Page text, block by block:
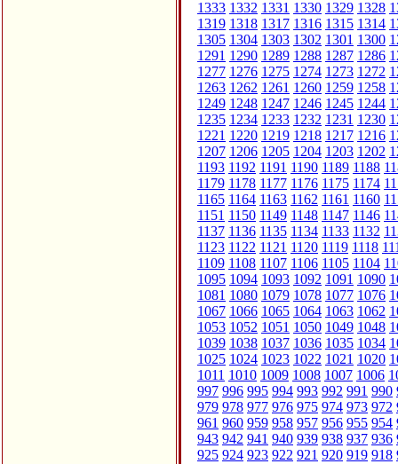
1333 1332 1331 1330 1329 1328
1319 1318 1317 1316 1315 1314
1305 1304 1303 1302 1301 1300
1291 1290 1289 1288 1287 1286
1277 1276 1275 1274 1273 1272
1263 1262 1261 1260 1259 1258
1249 1248 1247 1246 1245 1244
1235 1234 1233 1232 1231 1230
1221 1220 1219 1218 1217 1216
1207 1206 1205 1204 1203 1202
1193 1192 1191 1190 1189 1188
1179 1178 1177 1176 1175 1174
1165 1164 1163 1162 1161 1160
1151 1150 1149 1148 1147 1146
1137 1136 1135 1134 1133 1132
1123 1122 1121 1120 1119 1118
1109 1108 1107 1106 1105 1104
1095 1094 1093 1092 1091 1090
1081 1080 1079 1078 1077 1076
1067 1066 1065 1064 1063 1062
1053 1052 1051 1050 1049 1048
1039 1038 1037 1036 1035 1034
1025 1024 1023 1022 1021 1020
1011 1010 1009 1008 1007 1006
997 996 995 994 993 992 991 990
979 978 977 976 975 974 973 972
961 960 959 958 957 956 955 954
943 942 941 940 939 938 937 936
925 924 923 922 921 920 919 918